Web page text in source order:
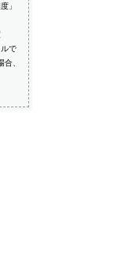
」
で
、